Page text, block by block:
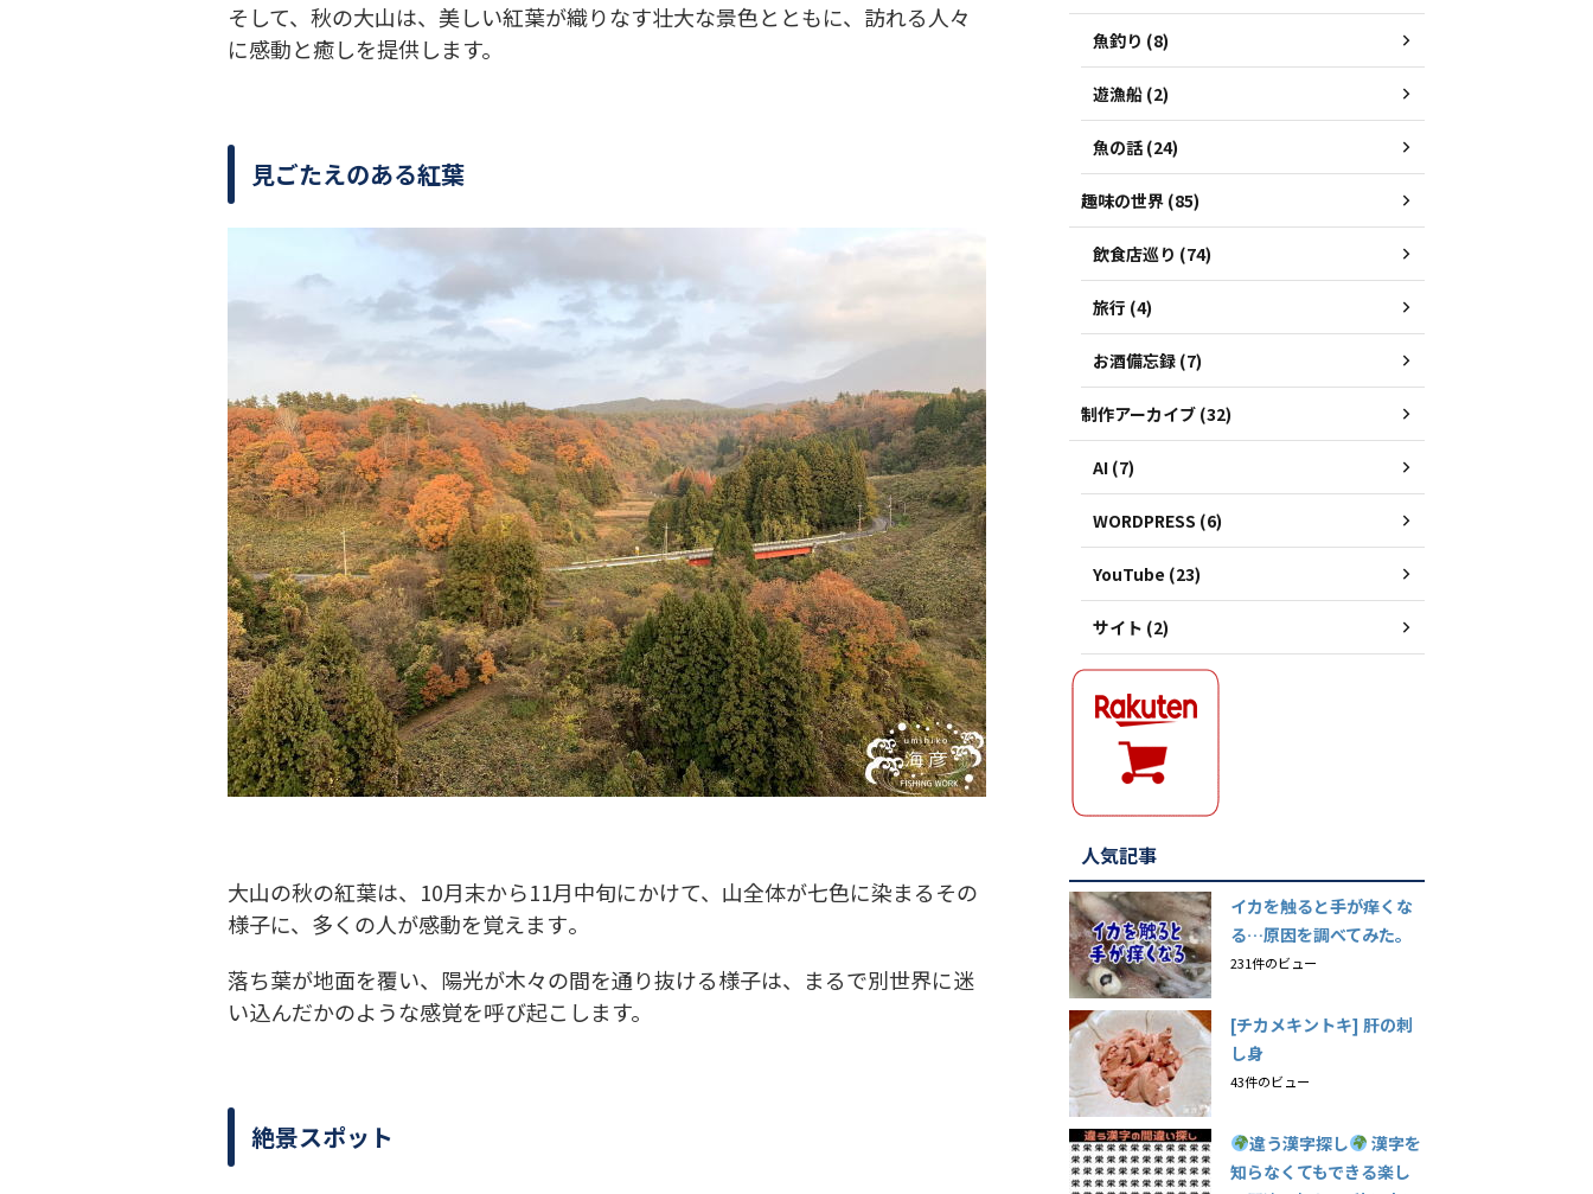
そして、秋の大山は、美しい紅葉が織りなす壮大な景色とともに、訪れる人々
に感動と癒しを提供します。
見ごたえのある紅葉
大山の秋の紅葉は、10月末から11月中旬にかけて、山全体が七色に染まるその
様子に、多くの人が感動を覚えます​​。
落ち葉が地面を覆い、陽光が木々の間を通り抜ける様子は、まるで別世界に迷
い込んだかのような感覚を呼び起こします。
絶景スポット
魚釣り (8)
遊漁船 (2)
魚の話 (24)
趣味の世界 (85)
飲食店巡り (74)
旅行 (4)
お酒備忘録 (7)
制作アーカイブ (32)
AI (7)
WORDPRESS (6)
YouTube (23)
サイト (2)
人気記事
イカを触ると手が痒くな
る…原因を調べてみた。
231件のビュー
[チカメキントキ] 肝の刺
し身
43件のビュー
違う漢字探し
漢字を
知らなくてもできる楽し